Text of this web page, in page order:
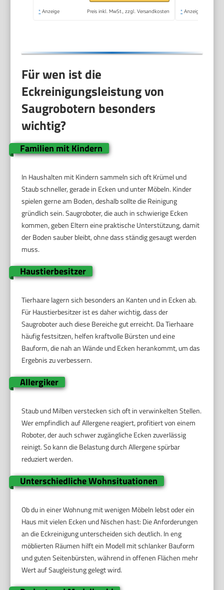
wischt, Hartböden &
* Anzeige Preis inkl. MwSt., zzgl. Versandkosten * Anzeige
Für wen ist die
Eckreinigungsleistung von
Saugrobotern besonders
wichtig?
Familien mit Kindern
In Haushalten mit Kindern sammeln sich oft Krümel und
Staub schneller, gerade in Ecken und unter Möbeln. Kinder
spielen gerne am Boden, deshalb sollte die Reinigung
gründlich sein. Saugroboter, die auch in schwierige Ecken
kommen, geben Eltern eine praktische Unterstützung, damit
der Boden sauber bleibt, ohne dass ständig gesaugt werden
muss.
Haustierbesitzer
Tierhaare lagern sich besonders an Kanten und in Ecken ab.
Für Haustierbesitzer ist es daher wichtig, dass der
Saugroboter auch diese Bereiche gut erreicht. Da Tierhaare
häufig festsitzen, helfen kraftvolle Bürsten und eine
Bauform, die nah an Wände und Ecken herankommt, um das
Ergebnis zu verbessern.
Allergiker
Staub und Milben verstecken sich oft in verwinkelten Stellen.
Wer empfindlich auf Allergene reagiert, profitiert von einem
Roboter, der auch schwer zugängliche Ecken zuverlässig
reinigt. So kann die Belastung durch Allergene spürbar
reduziert werden.
Unterschiedliche Wohnsituationen
Ob du in einer Wohnung mit wenigen Möbeln lebst oder ein
Haus mit vielen Ecken und Nischen hast: Die Anforderungen
an die Eckreinigung unterscheiden sich deutlich. In eng
möblierten Räumen hilft ein Modell mit schlanker Bauform
und guten Seitenbürsten, während in offenen Flächen mehr
Wert auf Saugleistung gelegt wird.